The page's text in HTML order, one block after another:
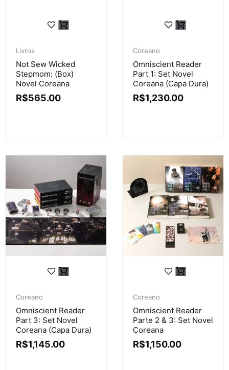
Livros
Not Sew Wicked
Stepmom: (Box)
Novel Coreana
R$565.00
Coreano
Omniscient Reader
Part 1: Set Novel
Coreana (Capa Dura)
R$1,230.00
Coreano
Omniscient Reader
Part 3: Set Novel
Coreana (Capa Dura)
R$1,145.00
Coreano
Omniscient Reader
Parte 2 & 3: Set Novel
Coreana
R$1,150.00